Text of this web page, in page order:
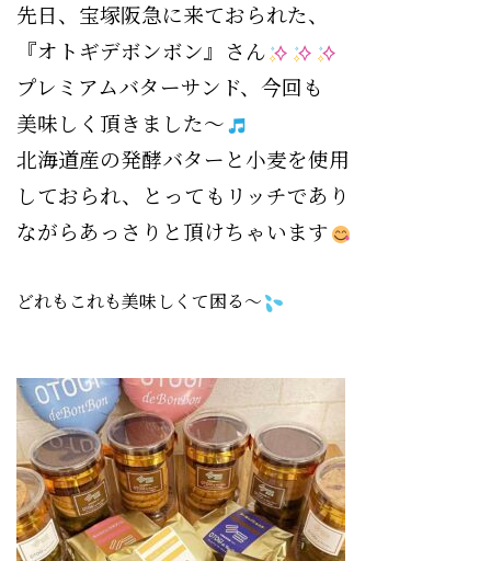
先日、宝塚阪急に来ておられた、
『オトギデボンボン』さん
プレミアムバターサンド、今回も
美味しく頂きました〜
北海道産の発酵バターと小麦を使用
しておられ、とってもリッチであり
ながらあっさりと頂けちゃいます
どれもこれも美味しくて困る〜